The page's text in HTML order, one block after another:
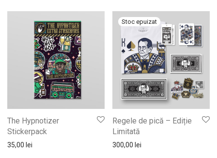
The Hypnotizer
Stickerpack
35,00 lei
Regele de pică – Ediție
Limitată
300,00 lei